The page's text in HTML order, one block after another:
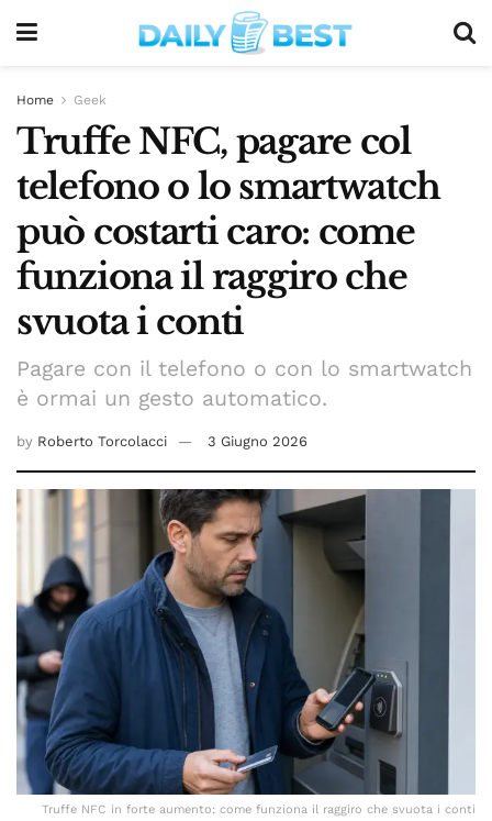
Home Geek
Truffe NFC, pagare col
telefono o lo smartwatch
può costarti caro: come
funziona il raggiro che
svuota i conti
Pagare con il telefono o con lo smartwatch
è ormai un gesto automatico.
by Roberto Torcolacci 3 Giugno 2026
Truffe NFC in forte aumento: come funziona il raggiro che svuota i conti